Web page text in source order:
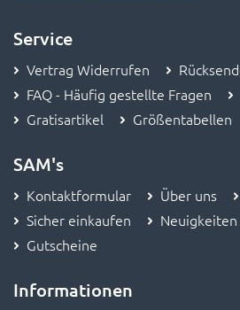
Service
Vertrag Widerrufen
FAQ - Häufig gestellte Fragen
Gratisartikel
Größentabellen
SAM's
Kontaktformular Über uns
Sicher einkaufen
Neuigkeiten
Gutscheine
Informationen